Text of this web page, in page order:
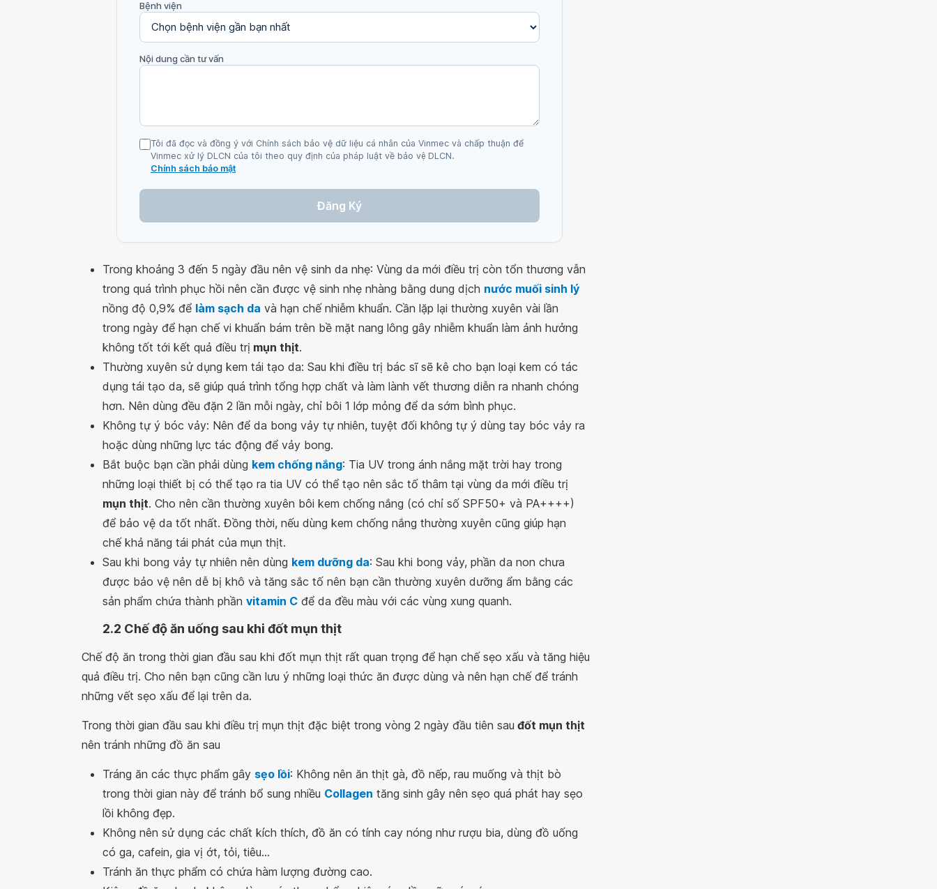
Bệnh viện
Nội dung cần tư vấn
Tôi đã đọc và đồng ý với Chính sách bảo vệ dữ liệu cá nhân của Vinmec và chấp thuận để
Vinmec xử lý DLCN của tôi theo quy định của pháp luật về bảo vệ DLCN.
Chính sách bảo mật
Đăng Ký
Trong khoảng 3 đến 5 ngày đầu nên vệ sinh da nhẹ: Vùng da mới điều trị còn tổn thương vẫn
trong quá trình phục hồi nên cần được vệ sinh nhẹ nhàng bằng dung dịch nước muối sinh lý
nồng độ 0,9% để làm sạch da và hạn chế nhiễm khuẩn. Cần lặp lại thường xuyên vài lần
trong ngày để hạn chế vi khuẩn bám trên bề mặt nang lông gây nhiễm khuẩn làm ảnh hưởng
không tốt tới kết quả điều trị mụn thịt.
Thường xuyên sử dụng kem tái tạo da: Sau khi điều trị bác sĩ sẽ kê cho bạn loại kem có tác
dụng tái tạo da, sẽ giúp quá trình tổng hợp chất và làm lành vết thương diễn ra nhanh chóng
hơn. Nên dùng đều đặn 2 lần mỗi ngày, chỉ bôi 1 lớp mỏng để da sớm bình phục.
Không tự ý bóc vảy: Nên để da bong vảy tự nhiên, tuyệt đối không tự ý dùng tay bóc vảy ra
hoặc dùng những lực tác động để vảy bong.
Bắt buộc bạn cần phải dùng kem chống nắng: Tia UV trong ánh nắng mặt trời hay trong
những loại thiết bị có thể tạo ra tia UV có thể tạo nên sắc tố thâm tại vùng da mới điều trị
mụn thịt. Cho nên cần thường xuyên bôi kem chống nắng (có chỉ số SPF50+ và PA++++)
để bảo vệ da tốt nhất. Đồng thời, nếu dùng kem chống nắng thường xuyên cũng giúp hạn
chế khả năng tái phát của mụn thịt.
Sau khi bong vảy tự nhiên nên dùng kem dưỡng da: Sau khi bong vảy, phần da non chưa
được bảo vệ nên dễ bị khô và tăng sắc tố nên bạn cần thường xuyên dưỡng ẩm bằng các
sản phẩm chứa thành phần vitamin C để da đều màu với các vùng xung quanh.
2.2 Chế độ ăn uống sau khi đốt mụn thịt
Chế độ ăn trong thời gian đầu sau khi đốt mụn thịt rất quan trọng để hạn chế sẹo xấu và tăng hiệu
quả điều trị. Cho nên bạn cũng cần lưu ý những loại thức ăn được dùng và nên hạn chế để tránh
những vết sẹo xấu để lại trên da.
Trong thời gian đầu sau khi điều trị mụn thịt đặc biệt trong vòng 2 ngày đầu tiên sau đốt mụn thịt
nên tránh những đồ ăn sau
Tráng ăn các thực phẩm gây sẹo lồi: Không nên ăn thịt gà, đồ nếp, rau muống và thịt bò
trong thời gian này để tránh bổ sung nhiều Collagen tăng sinh gây nên sẹo quá phát hay sẹo
lồi không đẹp.
Không nên sử dụng các chất kích thích, đồ ăn có tính cay nóng như rượu bia, dùng đồ uống
có ga, cafein, gia vị ớt, tỏi, tiêu...
Tránh ăn thực phẩm có chứa hàm lượng đường cao.